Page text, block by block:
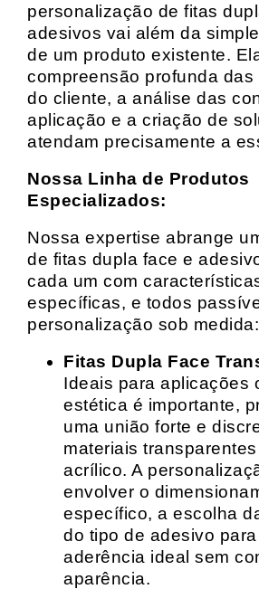
personalização de fitas
adesivos vai além da
de um produto existente.
compreensão profunda
do cliente, a análise das
aplicação e a criação de
atendam precisamente a
Nossa Linha de Produtos
Especializados:
Nossa expertise abrange
de fitas dupla face e
cada um com
específicas, e todos
personalização sob medida:
Fitas Dupla Face
Ideais para aplicações
estética é importante,
uma união forte e
materiais
acrílico. A
envolver o
específico, a escolha
do tipo de adesivo
aderência ideal sem
aparência.